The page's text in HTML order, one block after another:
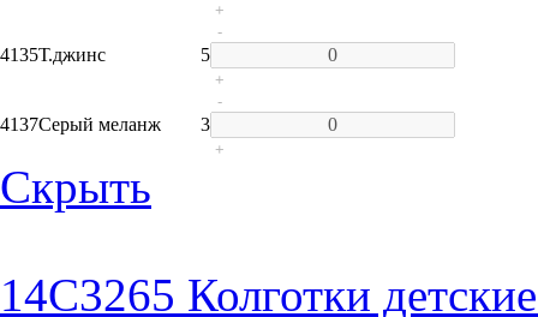
+
4135Т.джинс 5
-
+
4137Серый меланж 3
-
+
Скрыть
14C3265 Колготки